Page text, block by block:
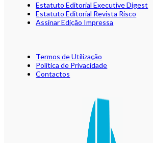
Estatuto Editorial Executive Digest
Estatuto Editorial Revista Risco
Assinar Edição Impressa
Termos de Utilização
Política de Privacidade
Contactos